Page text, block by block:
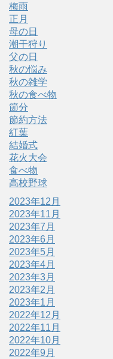
梅雨
正月
母の日
潮干狩り
父の日
秋の悩み
秋の雑学
秋の食べ物
節分
節約方法
紅葉
結婚式
花火大会
食べ物
高校野球
2023年12月
2023年11月
2023年7月
2023年6月
2023年5月
2023年4月
2023年3月
2023年2月
2023年1月
2022年12月
2022年11月
2022年10月
2022年9月